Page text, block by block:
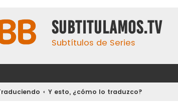
subtitulamos.tv
Subtítulos de Series
Y esto, ¿cómo lo traduzco?